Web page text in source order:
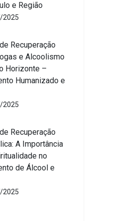
e Região
2025
Recuperação
e Alcoolismo
Horizonte –
Humanizado e
2025
Recuperação
A Importância
no
de Álcool e
2025